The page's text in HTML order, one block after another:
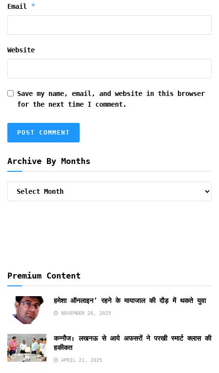
Email *
Website
Save my name, email, and website in this browser
for the next time I comment.
Archive By Months
Premium Content
हमेशा ऑनलाइन’ रहने के मायाजाल की दौड़ में थकते युवा
NOVEMBER 26, 2025
कन्नौज: लखनऊ से आये अफसरों ने परखी स्मार्ट क्लास की
हकीकत
APRIL 21, 2025